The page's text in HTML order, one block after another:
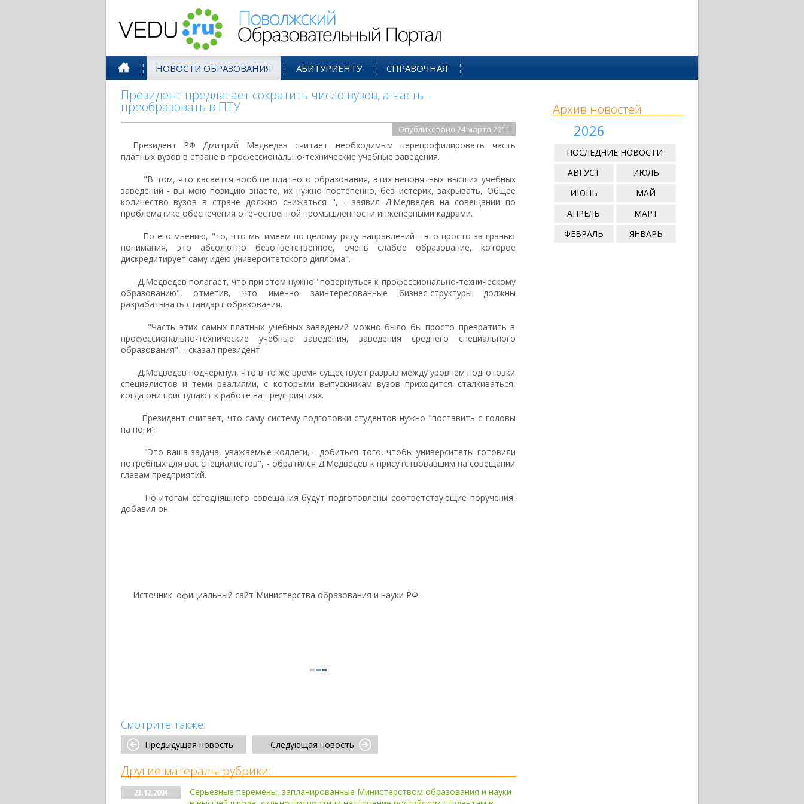
НОВОСТИ ОБРАЗОВАНИЯ АБИТУРИЕНТУ СПРАВОЧНАЯ
Президент предлагает сократить число вузов, а часть -
преобразовать в ПТУ
Опубликовано 24 марта 2011
Президент РФ Дмитрий Медведев считает необходимым перепрофилировать часть
платных вузов в стране в профессионально-технические учебные заведения.
"В том, что касается вообще платного образования, этих непонятных высших учебных
заведений - вы мою позицию знаете, их нужно постепенно, без истерик, закрывать, Общее
количество вузов в стране должно снижаться ", - заявил Д.Медведев на совещании по
проблематике обеспечения отечественной промышленности инженерными кадрами.
По его мнению, "то, что мы имеем по целому ряду направлений - это просто за гранью
понимания, это абсолютно безответственное, очень слабое образование, которое
дискредитирует саму идею университетского диплома".
Д.Медведев полагает, что при этом нужно "повернуться к профессионально-техническому
образованию", отметив, что именно заинтересованные бизнес-структуры должны
разрабатывать стандарт образования.
"Часть этих самых платных учебных заведений можно было бы просто превратить в
профессионально-технические учебные заведения, заведения среднего специального
образования", - сказал президент.
Д.Медведев подчеркнул, что в то же время существует разрыв между уровнем подготовки
специалистов и теми реалиями, с которыми выпускникам вузов приходится сталкиваться,
когда они приступают к работе на предприятиях.
Президент считает, что саму систему подготовки студентов нужно "поставить с головы
на ноги".
"Это ваша задача, уважаемые коллеги, - добиться того, чтобы университеты готовили
потребных для вас специалистов", - обратился Д.Медведев к присутствовавшим на совещании
главам предприятий.
По итогам сегодняшнего совещания будут подготовлены соответствующие поручения,
добавил он.
Источник: официальный сайт Министерства образования и науки РФ
Смотрите также:
Предыдущая новость Следующая новость
Другие матералы рубрики:
23.12.2004
Серьезные перемены, запланированные Министерством образования и науки
Архив новостей
2026
ПОСЛЕДНИЕ НОВОСТИ
АВГУСТ
ИЮЛЬ
ИЮНЬ
МАЙ
АПРЕЛЬ
МАРТ
ФЕВРАЛЬ
ЯНВАРЬ